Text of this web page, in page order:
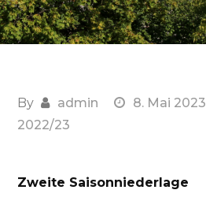
By admin 8. Mai 2023
2022/23
Zweite Saisonniederlage